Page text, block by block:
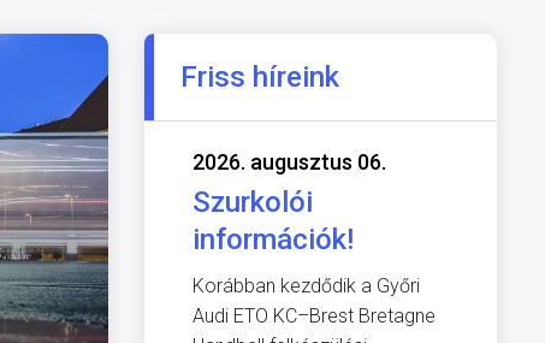
Friss híreink
2026. augusztus 06.
Szurkolói
információk!
Korábban kezdődik a Győri
Audi ETO KC–Brest Bretagne